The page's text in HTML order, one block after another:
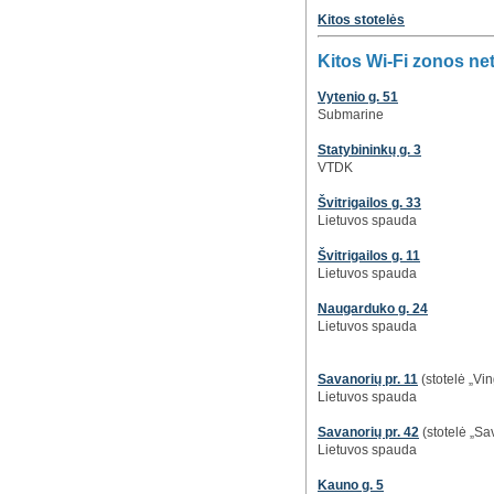
Kitos stotelės
Kitos Wi-Fi zonos
Vytenio g. 51
Submarine
Statybininkų g. 3
VTDK
Švitrigailos g. 33
Lietuvos spauda
Švitrigailos g. 11
Lietuvos spauda
Naugarduko g. 24
Lietuvos spauda
Savanorių pr. 11 (stotelė
Lietuvos spauda
Savanorių pr. 42 (stotelė
Lietuvos spauda
Kauno g. 5